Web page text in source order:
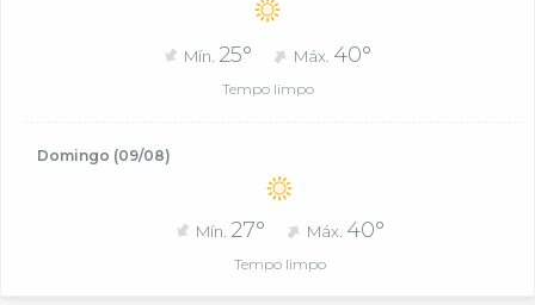
Mín. 25° Máx. 40°
Tempo limpo
Domingo (09/08)
Mín. 27° Máx. 40°
Tempo limpo